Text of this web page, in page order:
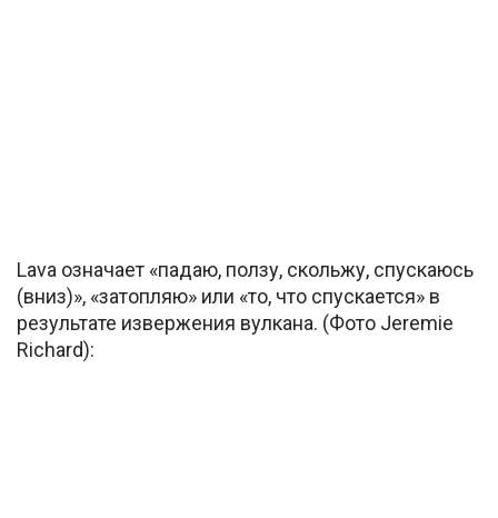
Lava означает «падаю, ползу, скольжу, спускаюсь
(вниз)», «затопляю» или «то, что спускается» в
результате извержения вулкана. (Фото Jeremie
Richard):